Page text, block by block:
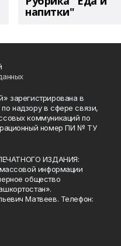
напитки"
зарегистрирована в
надзору в сфере связи,
коммуникаций по
номер ПИ № ТУ
ИЗДАНИЯ:
информации
общество
Матвеев. Телефон: